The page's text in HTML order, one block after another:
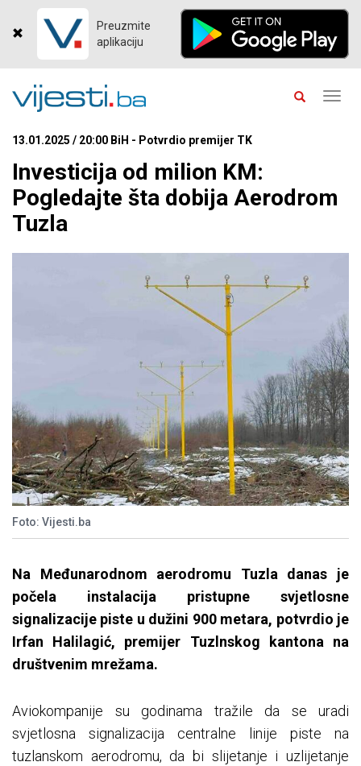
Preuzmite
aplikaciju
13.01.2025 / 20:00 BiH - Potvrdio premijer TK
Investicija od milion KM:
Pogledajte šta dobija Aerodrom
Tuzla
Foto: Vijesti.ba
Na Međunarodnom aerodromu Tuzla danas je
počela instalacija pristupne svjetlosne
signalizacije piste u dužini 900 metara, potvrdio je
Irfan Halilagić, premijer Tuzlnskog kantona na
društvenim mrežama.
Aviokompanije su godinama tražile da se uradi
svjetlosna signalizacija centralne linije piste na
tuzlanskom aerodromu, da bi slijetanje i uzlijetanje